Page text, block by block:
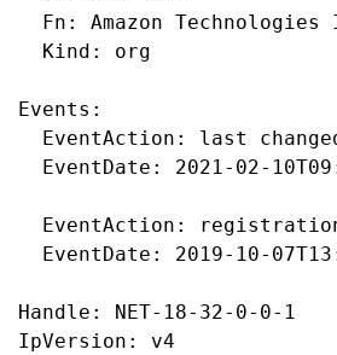
Events:
Handle: NET-18-32-0-0-1
IpVersion: v4